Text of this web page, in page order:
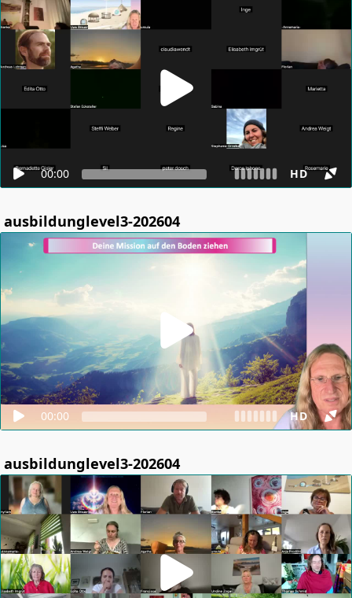
00:00 HD
ausbildunglevel3-202604
00:00 HD
ausbildunglevel3-202604